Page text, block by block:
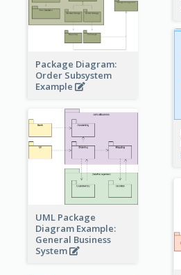
Package Diagram:
Order Subsystem
Example
UML Package
Diagram Example:
General Business
System